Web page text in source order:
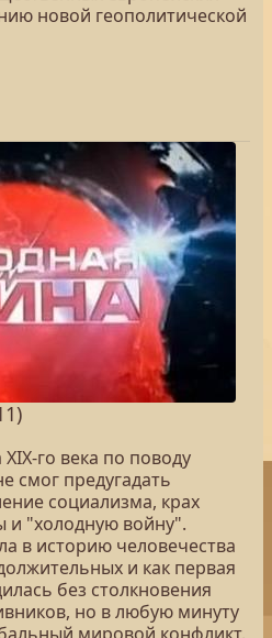
новой геополитической
го века по поводу
смог предугадать
социализма, крах
и "холодную войну".
в историю человечества
и как первая
без столкновения
но в любую минуту